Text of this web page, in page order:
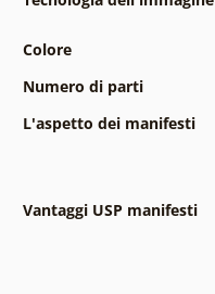
Colore
Numero di parti
L'aspetto dei manifesti
Vantaggi USP manifesti